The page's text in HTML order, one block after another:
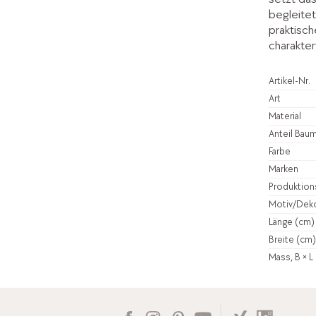
begleitet
Artikel-Nr.
Art
Material
Anteil
Farbe
Marken
Motiv/
Länge (cm)
Breite (cm)
Mass, B ×